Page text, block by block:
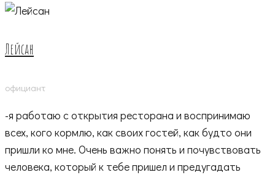
Лейсан
официант
-я работаю с открытия ресторана и воспринимаю
всех, кого кормлю, как своих гостей, как будто они
пришли ко мне. Очень важно понять и почувствовать
человека, который к тебе пришел и предугадать